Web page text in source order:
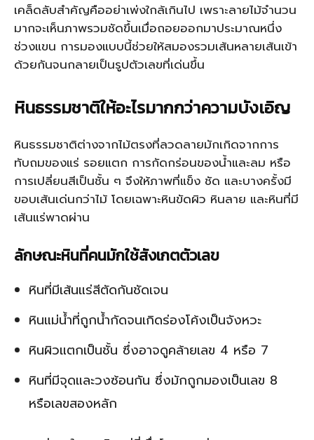
เคล็ดลับสำคัญคืออย่าเพ่งใกล้เกินไป เพราะลายไม้จำนวน
มากจะเห็นภาพรวมชัดขึ้นเมื่อถอยออกมาประมาณหนึ่ง
ช่วงแขน การมองแบบนี้ช่วยให้สมองรวมเส้นหลายเส้นเข้า
ด้วยกันจนกลายเป็นรูปตัวเลขที่เด่นขึ้น
หินธรรมชาติให้อะไรมากกว่าความบังเอิญ
หินธรรมชาติต่างจากไม้ตรงที่ลวดลายมักเกิดจากการ
ทับถมของแร่ รอยแตก การกัดกร่อนของน้ำและลม หรือ
การเปลี่ยนสีเป็นชั้น ๆ จึงให้ภาพที่แข็ง ชัด และบางครั้งมี
ขอบเส้นเด่นกว่าไม้ โดยเฉพาะหินขัดผิว หินลาย และหินที่มี
เส้นแร่พาดผ่าน
ลักษณะหินที่คนมักใช้สังเกตตัวเลข
หินที่มีเส้นแร่สีตัดกันชัดเจน
หินแม่น้ำที่ถูกน้ำกัดจนเกิดร่องโค้งเป็นจังหวะ
หินผิวแตกเป็นชั้น ซึ่งอาจดูคล้ายเลข 4 หรือ 7
หินที่มีจุดและวงซ้อนกัน ซึ่งมักถูกมองเป็นเลข 8
หรือเลขสองหลัก